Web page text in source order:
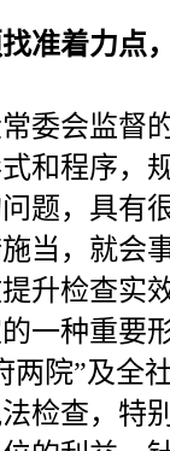
准着力点
会监督
和程序，
题，具有
当，就会
升检查实
一种重要
两院”及全
检查，特